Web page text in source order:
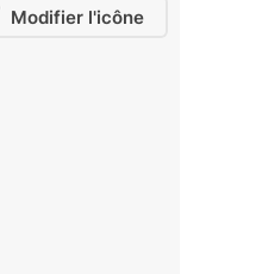
Modifier l'icône